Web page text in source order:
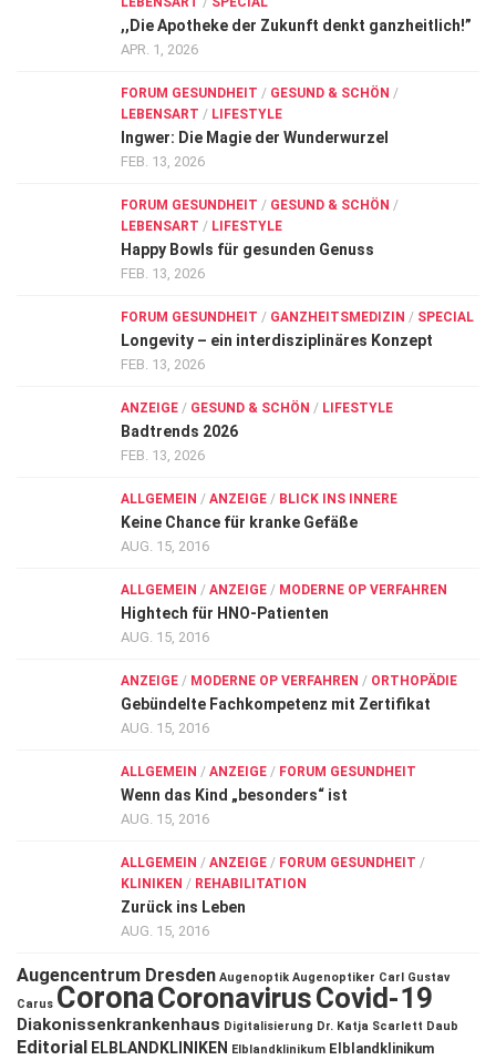
,,Die Apotheke der Zukunft denkt ganzheitlich!”
APR. 1, 2026
FORUM GESUNDHEIT / GESUND & SCHÖN /
LEBENSART / LIFESTYLE
Ingwer: Die Magie der Wunderwurzel
FEB. 13, 2026
FORUM GESUNDHEIT / GESUND & SCHÖN /
LEBENSART / LIFESTYLE
Happy Bowls für gesunden Genuss
FEB. 13, 2026
FORUM GESUNDHEIT / GANZHEITSMEDIZIN / SPECIAL
Longevity – ein interdisziplinäres Konzept
FEB. 13, 2026
ANZEIGE / GESUND & SCHÖN / LIFESTYLE
Badtrends 2026
FEB. 13, 2026
ALLGEMEIN / ANZEIGE / BLICK INS INNERE
Keine Chance für kranke Gefäße
AUG. 15, 2016
ALLGEMEIN / ANZEIGE / MODERNE OP VERFAHREN
Hightech für HNO-Patienten
AUG. 15, 2016
ANZEIGE / MODERNE OP VERFAHREN / ORTHOPÄDIE
Gebündelte Fachkompetenz mit Zertifikat
AUG. 15, 2016
ALLGEMEIN / ANZEIGE / FORUM GESUNDHEIT
Wenn das Kind „besonders“ ist
AUG. 15, 2016
ALLGEMEIN / ANZEIGE / FORUM GESUNDHEIT /
KLINIKEN / REHABILITATION
Zurück ins Leben
AUG. 15, 2016
Augencentrum Dresden Augenoptik Augenoptiker Carl Gustav
Carus CoronaCoronavirusCovid-19
Diakonissenkrankenhaus Digitalisierung Dr. Katja Scarlett Daub
Editorial ELBLANDKLINIKEN Elblandklinikum Elblandklinikum